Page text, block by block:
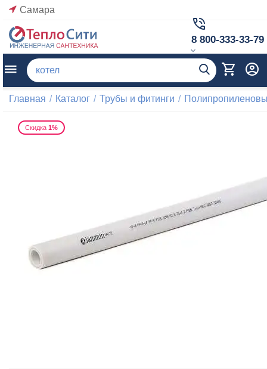
Самара
8 800-333-33-79
Главная / Каталог / Трубы и фитинги /
Скидка 1%